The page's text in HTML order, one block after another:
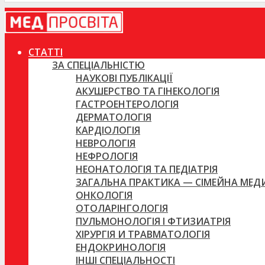
СТАТТІ
ЗА СПЕЦІАЛЬНІСТЮ
НАУКОВІ ПУБЛІКАЦІЇ
АКУШЕРСТВО ТА ГІНЕКОЛОГІЯ
ГАСТРОЕНТЕРОЛОГІЯ
ДЕРМАТОЛОГІЯ
КАРДІОЛОГІЯ
НЕВРОЛОГІЯ
НЕФРОЛОГІЯ
НЕОНАТОЛОГІЯ ТА ПЕДІАТРІЯ
ЗАГАЛЬНА ПРАКТИКА — СІМЕЙНА
ОНКОЛОГІЯ
ОТОЛАРІНГОЛОГІЯ
ПУЛЬМОНОЛОГІЯ І ФТИЗИАТРІЯ
ХІРУРГІЯ И ТРАВМАТОЛОГІЯ
ЕНДОКРИНОЛОГІЯ
ІНШІ СПЕЦІАЛЬНОСТІ